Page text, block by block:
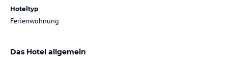
Hoteltyp
Ferienwohnung
Das Hotel allgemein